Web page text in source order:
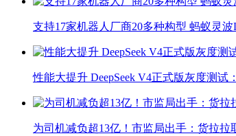
支持17家机器人厂商20多种构型 蚂蚁灵
性能大提升 DeepSeek V4正式版灰度测试
为司机减负超13亿！市监局出手：货拉拉